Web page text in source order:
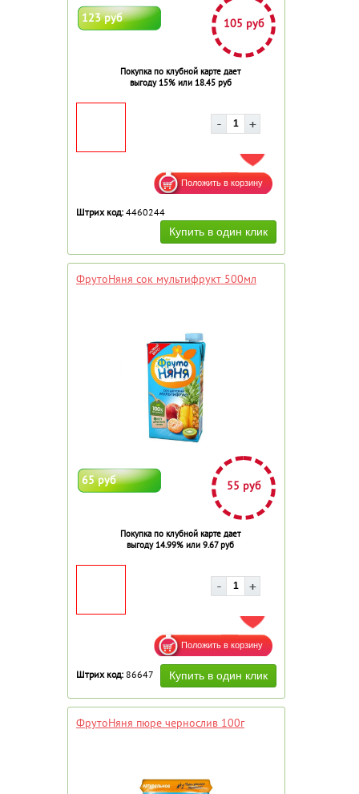
123 руб 105 руб
Покупка по клубной карте дает
выгоду 15% или 18.45 руб
ДОБАВИТЬ В ИЗБРАННОЕ
Штрих код: 4460244
ФрутоНяня сок мультифрукт 500мл
65 руб 55 руб
Покупка по клубной карте дает
выгоду 14.99% или 9.67 руб
ДОБАВИТЬ В ИЗБРАННОЕ
Штрих код: 86647
ФрутоНяня пюре чернослив 100г